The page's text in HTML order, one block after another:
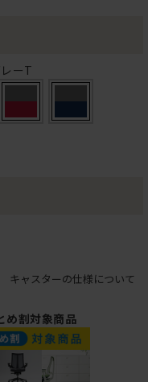
ーT
キャスターの仕様について
め割対象商品